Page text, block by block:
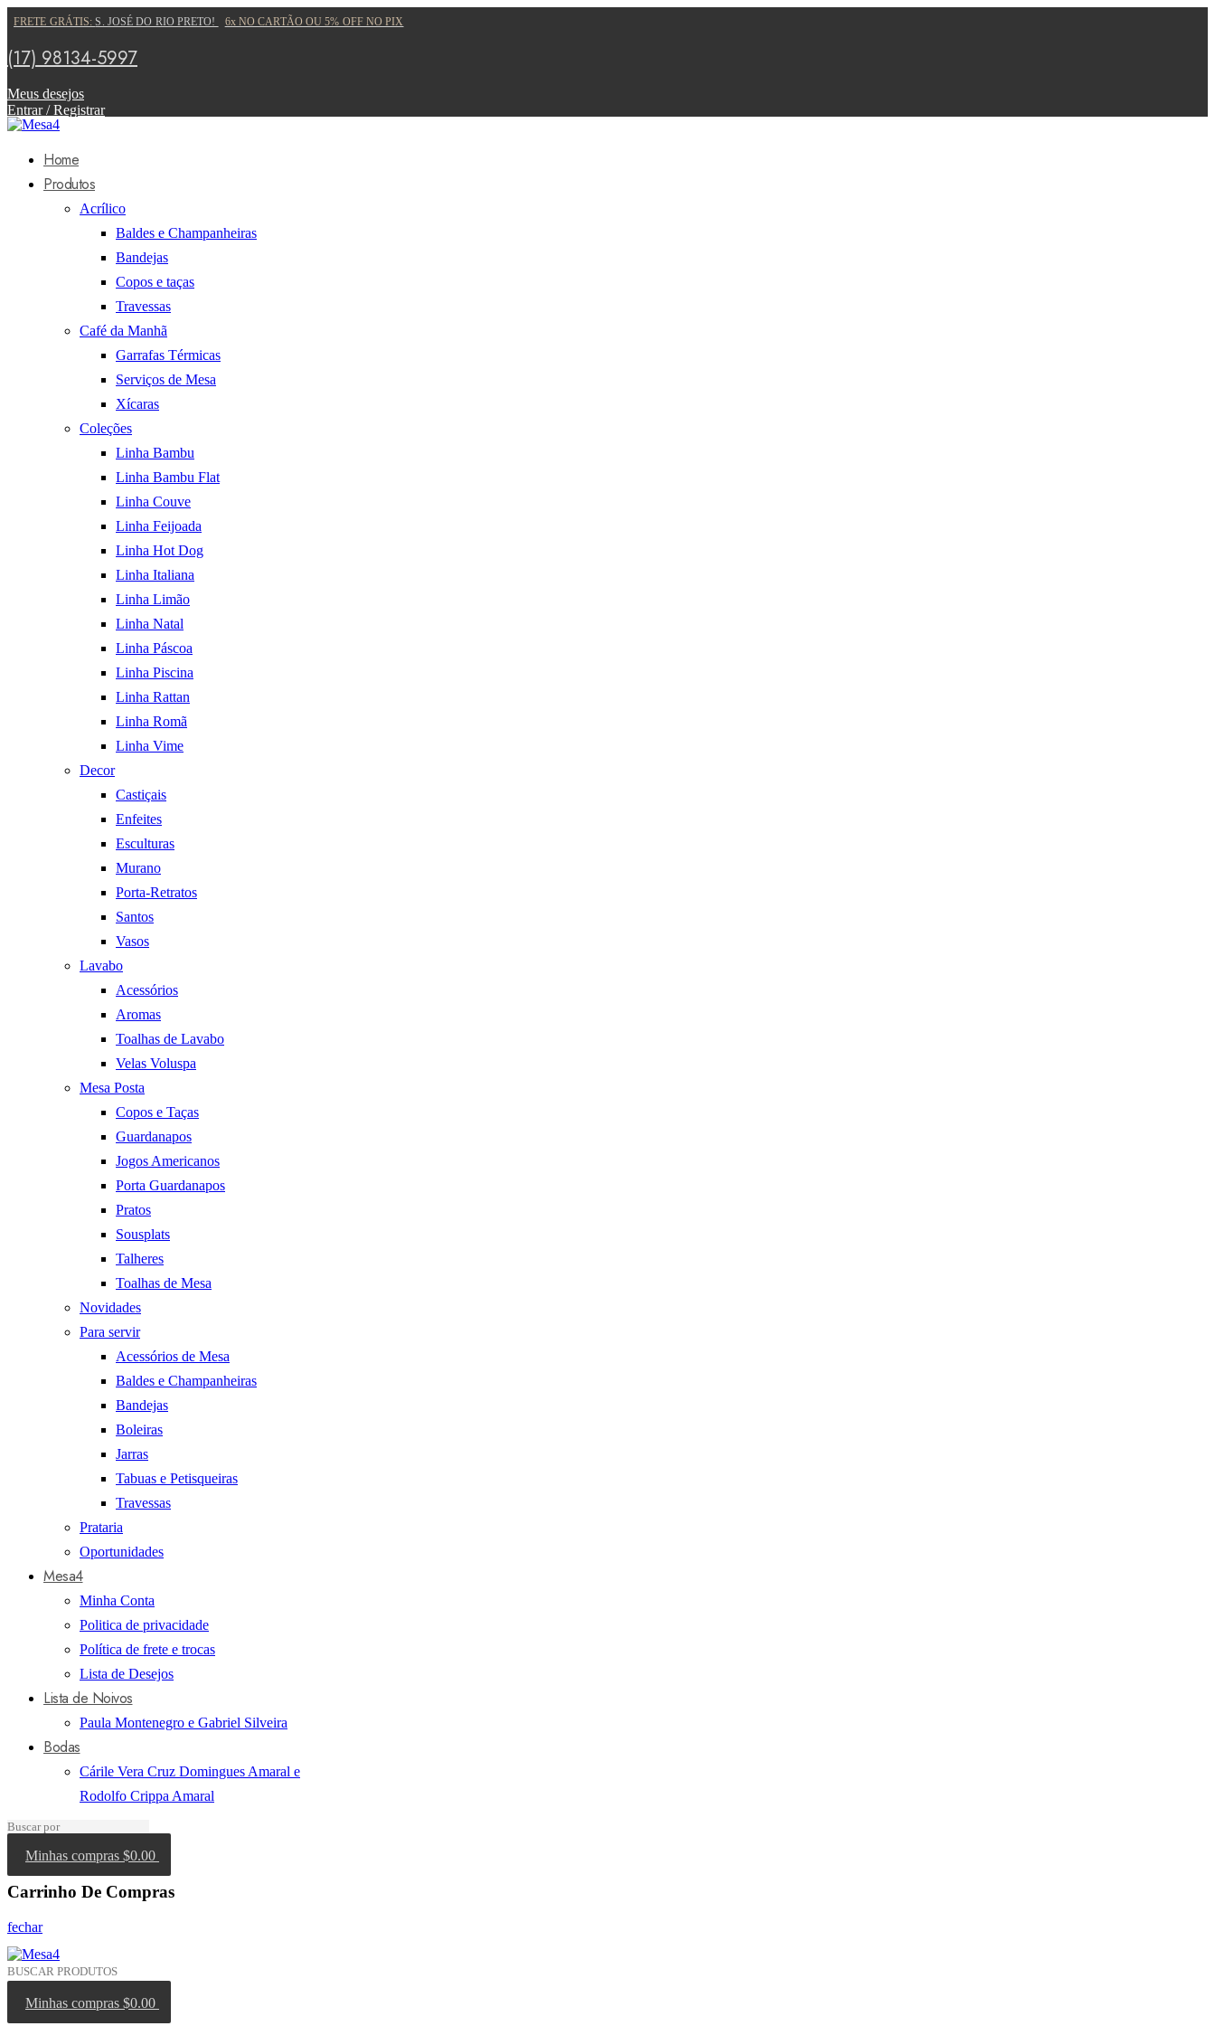
FRETE GRÁTIS:S. JOSÉ DO RIO PRETO! 6x NO CARTÃO OU 5% OFF NO PIX
(17) 98134-5997
Meus desejos
Entrar / Registrar
Home
Produtos
Acrílico
Baldes e Champanheiras
Bandejas
Copos e taças
Travessas
Café da Manhã
Garrafas Térmicas
Serviços de Mesa
Xícaras
Coleções
Linha Bambu
Linha Bambu Flat
Linha Couve
Linha Feijoada
Linha Hot Dog
Linha Italiana
Linha Limão
Linha Natal
Linha Páscoa
Linha Piscina
Linha Rattan
Linha Romã
Linha Vime
Decor
Castiçais
Enfeites
Esculturas
Murano
Porta-Retratos
Santos
Vasos
Lavabo
Acessórios
Aromas
Toalhas de Lavabo
Velas Voluspa
Mesa Posta
Copos e Taças
Guardanapos
Jogos Americanos
Porta Guardanapos
Pratos
Sousplats
Talheres
Toalhas de Mesa
Novidades
Para servir
Acessórios de Mesa
Baldes e Champanheiras
Bandejas
Boleiras
Jarras
Tabuas e Petisqueiras
Travessas
Prataria
Oportunidades
Mesa4
Minha Conta
Politica de privacidade
Política de frete e trocas
Lista de Desejos
Lista de Noivos
Paula Montenegro e Gabriel Silveira
Bodas
Cárile Vera Cruz Domingues Amaral e
Rodolfo Crippa Amaral
Minhas compras $0.00
Carrinho De Compras
fechar
Minhas compras $0.00